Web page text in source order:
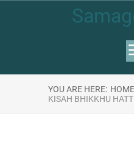
YOU ARE HERE:
KISAH BHIKKHU